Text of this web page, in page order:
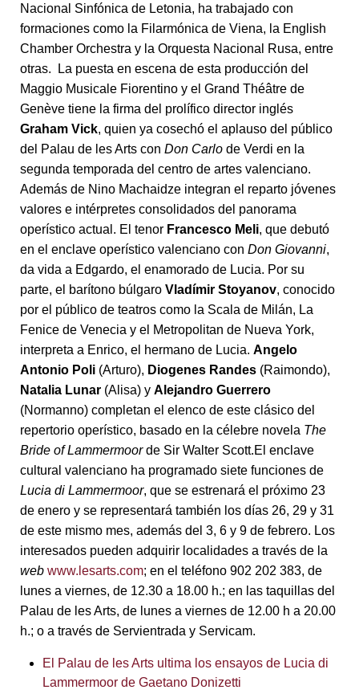
Nacional Sinfónica de Letonia, ha trabajado con
formaciones como la Filarmónica de Viena, la English
Chamber Orchestra y la Orquesta Nacional Rusa, entre
otras. La puesta en escena de esta producción del
Maggio Musicale Fiorentino y el Grand Théâtre de
Genève tiene la firma del prolífico director inglés
Graham Vick, quien ya cosechó el aplauso del público
del Palau de les Arts con Don Carlo de Verdi en la
segunda temporada del centro de artes valenciano.
Además de Nino Machaidze integran el reparto jóvenes
valores e intérpretes consolidados del panorama
operístico actual. El tenor Francesco Meli, que debutó
en el enclave operístico valenciano con Don Giovanni,
da vida a Edgardo, el enamorado de Lucia. Por su
parte, el barítono búlgaro Vladímir Stoyanov, conocido
por el público de teatros como la Scala de Milán, La
Fenice de Venecia y el Metropolitan de Nueva York,
interpreta a Enrico, el hermano de Lucia. Angelo
Antonio Poli(Arturo), Diogenes Randes(Raimondo),
Natalia Lunar(Alisa) y Alejandro Guerrero
(Normanno) completan el elenco de este clásico del
repertorio operístico, basado en la célebre novela The
Bride of Lammermoorde Sir Walter Scott.El enclave
cultural valenciano ha programado siete funciones de
Lucia di Lammermoor, que se estrenará el próximo 23
de enero y se representará también los días 26, 29 y 31
de este mismo mes, además del 3, 6 y 9 de febrero. Los
interesados pueden adquirir localidades a través de la
web www.lesarts.com; en el teléfono 902 202 383, de
lunes a viernes, de 12.30 a 18.00 h.; en las taquillas del
Palau de les Arts, de lunes a viernes de 12.00 h a 20.00
h.; o a través de Servientrada y Servicam.
El Palau de les Arts ultima los ensayos de Lucia di
Lammermoor de Gaetano Donizetti